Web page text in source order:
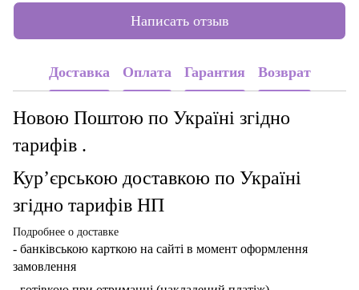
Написать отзыв
Доставка Оплата Гарантия Возврат
Новою Поштою по Україні згідно
тарифів .
Кур’єрською доставкою по Україні
згідно тарифів НП
Подробнее о доставке
- банківською карткою на сайті в момент оформлення
замовлення